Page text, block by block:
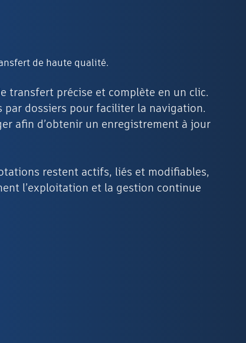
de haute qualité.
transfert précise et complète en un clic.
par dossiers pour faciliter la navigation.
afin d’obtenir un enregistrement à jour
restent actifs, liés et modifiables,
l’exploitation et la gestion continue